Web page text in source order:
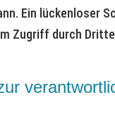
Ein lückenloser
Zugriff durch